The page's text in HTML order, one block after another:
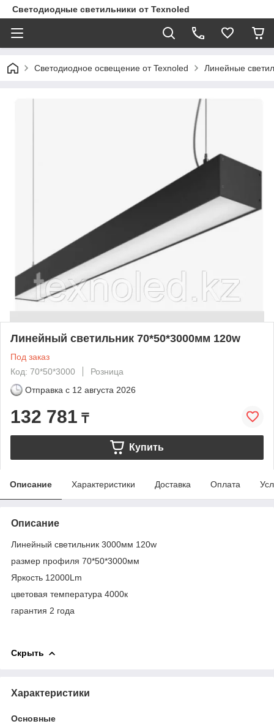
Светодиодные светильники от Texnoled
Светодиодное освещение от Texnoled Линейные
Линейный светильник 70*50*3000мм 120w
Под заказ
Код: 70*50*3000
Розница
Отправка с 12 августа 2026
132 781 ₸
Купить
Описание Характеристики Доставка Оплата
Описание
Линейный светильник 3000мм 120w
размер профиля 70*50*3000мм
Яркость 12000Lm
цветовая температура 4000к
гарантия 2 года
Скрыть
Характеристики
Основные